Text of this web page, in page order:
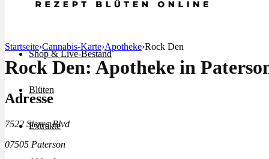
Shop & Live-Bestand
Blüten
Extrakte
Startseite›Cannabis-Karte›Apotheke›Rock Den
Rock Den: Apotheke in
Adresse
7522 Sierra Blvd
07505 Paterson